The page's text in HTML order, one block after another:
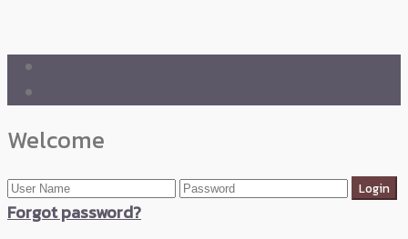
Welcome
Forgot password?